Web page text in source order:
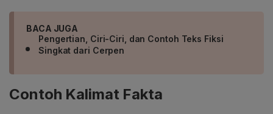
BACA JUGA
Pengertian, Ciri-Ciri, dan Contoh Teks Fiksi
Singkat dari Cerpen
Contoh Kalimat Fakta